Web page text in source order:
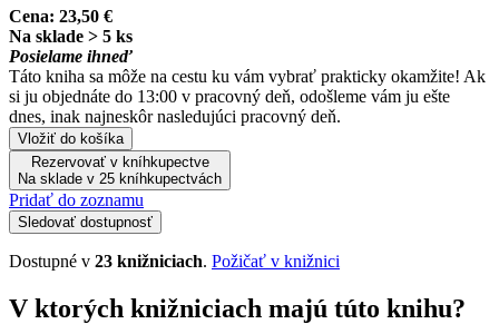
Cena: 23,50 €
Na sklade > 5 ks
Posielame ihneď
Táto kniha sa môže na cestu ku vám vybrať prakticky okamžite! Ak
si ju objednáte do 13:00 v pracovný deň, odošleme vám ju ešte
dnes, inak najneskôr nasledujúci pracovný deň.
Vložiť do košíka
Rezervovať v kníhkupectve
Na sklade v 25 kníhkupectvách
Pridať do zoznamu
Sledovať dostupnosť
Dostupné v 23 knižniciach. Požičať v knižnici
V ktorých knižniciach majú túto knihu?